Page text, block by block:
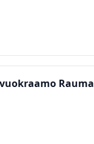
Rauma